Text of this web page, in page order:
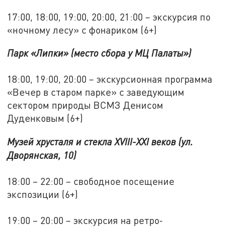
17:00, 18:00, 19:00, 20:00, 21:00 – экскурсия по
«ночному лесу» с фонариком (6+)
Парк «Липки» (место сбора у МЦ Палаты»)
18:00, 19:00, 20:00 – экскурсионная программа
«Вечер в старом парке» с заведующим
сектором природы ВСМЗ Денисом
Дуденковым (6+)
Музей хрусталя и стекла XVIII-XXI веков (ул.
Дворянская, 10)
18:00 – 22:00 – свободное посещение
экспозиции (6+)
19:00 – 20:00 – экскурсия на ретро-